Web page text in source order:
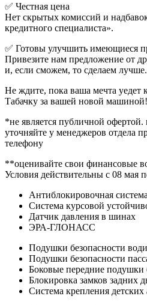
✅ Честная цена
Нет скрытых комиссий и
кредитного специалиста».
✅ Готовы улучшить имеющиеся
Привезите нам предложение от
и, если сможем, то сделаем лучше.
Не ждите, пока ваша мечта уедет
Табачку за вашей новой машиной!
*не является публичной
уточняйте у менеджеров отдела
телефону
**оценивайте свои финансовые
Условия действительны с 08 мая
Антиблокировочная система
Система курсовой
Датчик давления в шинах
ЭРА-ГЛОНАСС
Подушки безопасности
Подушки безопасности
Боковые передние подушки
Блокировка замков задних
Система крепления детских